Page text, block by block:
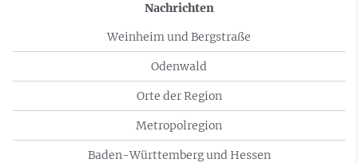
Nachrichten
Weinheim und Bergstraße
Odenwald
Orte der Region
Metropolregion
Baden-Württemberg und Hessen